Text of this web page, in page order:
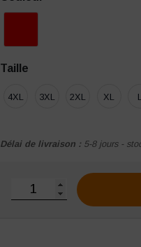
Taille
4XL 3XL 2XL XL L
Délai de livraison : 5-8 jours -
quantité de Polo sécurite